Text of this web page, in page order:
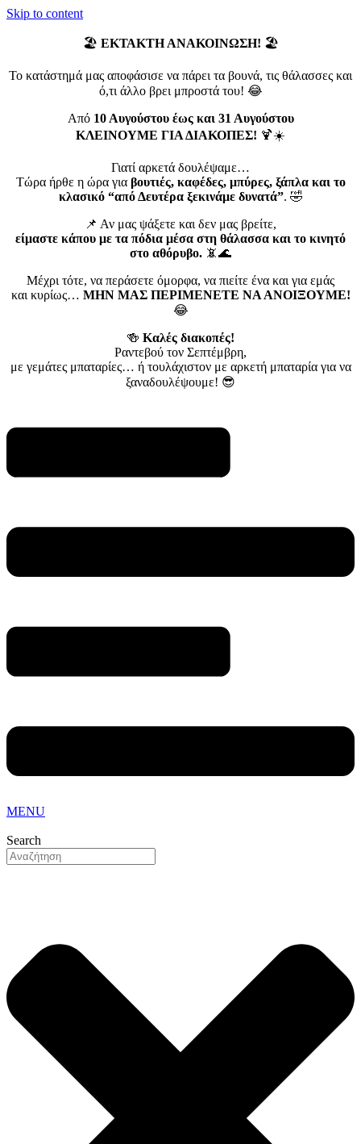
Skip to content
🏖️ ΕΚΤΑΚΤΗ ΑΝΑΚΟΙΝΩΣΗ! 🏖️
Το κατάστημά μας αποφάσισε να πάρει τα βουνά, τις θάλασσες και
ό,τι άλλο βρει μπροστά του! 😂
Από 10 Αυγούστου έως και 31 Αυγούστου
ΚΛΕΙΝΟΥΜΕ ΓΙΑ ΔΙΑΚΟΠΕΣ! 🍹☀️
Γιατί αρκετά δουλέψαμε…
Τώρα ήρθε η ώρα για βουτιές, καφέδες, μπύρες, ξάπλα και το
κλασικό “από Δευτέρα ξεκινάμε δυνατά”. 🤣
📌 Αν μας ψάξετε και δεν μας βρείτε,
είμαστε κάπου με τα πόδια μέσα στη θάλασσα και το κινητό
στο αθόρυβο. 📵🌊
Μέχρι τότε, να περάσετε όμορφα, να πιείτε ένα και για εμάς
και κυρίως… ΜΗΝ ΜΑΣ ΠΕΡΙΜΕΝΕΤΕ ΝΑ ΑΝΟΙΞΟΥΜΕ!
😂
🍻 Καλές διακοπές!
Ραντεβού τον Σεπτέμβρη,
με γεμάτες μπαταρίες… ή τουλάχιστον με αρκετή μπαταρία για να
ξαναδουλέψουμε! 😎
MENU
Search